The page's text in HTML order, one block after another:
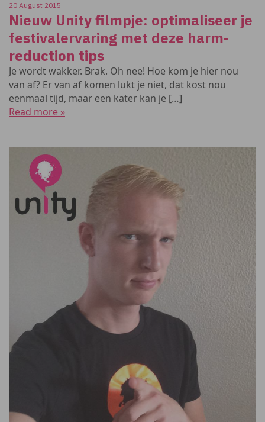
20 August 2015
Nieuw Unity filmpje: optimaliseer je
festivalervaring met deze harm-
reduction tips
Je wordt wakker. Brak. Oh nee! Hoe kom je hier nou
van af? Er van af komen lukt je niet, dat kost nou
eenmaal tijd, maar een kater kan je […]
Read more »